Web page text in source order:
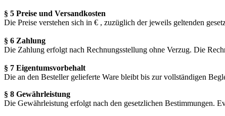
§ 5 Preise und Versandkosten
Die Preise verstehen sich in € , zuzüglich der jeweils geltenden
§ 6 Zahlung
Die Zahlung erfolgt nach Rechnungsstellung ohne Verzug. Die
§ 7 Eigentumsvorbehalt
Die an den Besteller gelieferte Ware bleibt bis zur vollständigen
§ 8 Gewährleistung
Die Gewährleistung erfolgt nach den gesetzlichen Bestimmungen.